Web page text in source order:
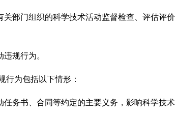
门组织的科学技术活动监督检查、评估评
规行为。
为包括以下情形：
书、合同等约定的主要义务，影响科学技术